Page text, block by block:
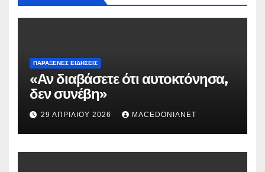
ΠΑΡΆΞΕΝΕΣ ΕΙΔΉΣΕΙΣ
«Αν διαβάσετε ότι αυτοκτόνησα,
δεν συνέβη»
29 ΑΠΡΙΛΊΟΥ 2026 MACEDONIANET